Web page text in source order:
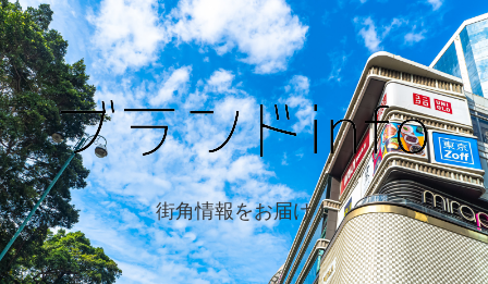
街角情報をお届け！